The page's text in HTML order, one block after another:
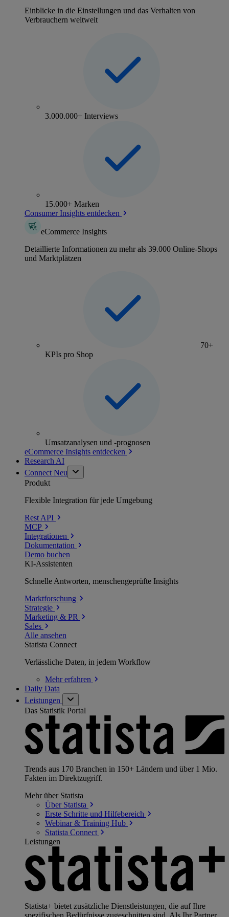
Einblicke in die Einstellungen und das Verhalten von
Verbrauchern weltweit
3.000.000+ Interviews
15.000+ Marken
Consumer Insights entdecken
eCommerce Insights
Detaillierte Informationen zu mehr als 39.000 Online-Shops
und Marktplätzen
70+
KPIs pro Shop
Umsatzanalysen und -prognosen
eCommerce Insights entdecken
Research AI
Connect Neu
Produkt
Flexible Integration für jede Umgebung
Rest API
MCP
Integrationen
Dokumentation
Demo buchen
KI-Assistenten
Schnelle Antworten, menschengeprüfte Insights
Marktforschung
Strategie
Marketing & PR
Sales
Alle ansehen
Statista Connect
Verlässliche Daten, in jedem Workflow
Mehrerfahren
Daily Data
Leistungen
Das Statistik Portal
Trends aus 170 Branchen in 150+ Ländern und über 1 Mio.
Fakten im Direktzugriff.
Mehr über Statista
Über Statista
Erste Schritte und Hilfebereich
Webinar & Training Hub
Statista Connect
Leistungen
Statista+ bietet zusätzliche Dienstleistungen, die auf Ihre
spezifischen Bedürfnisse zugeschnitten sind. Als Ihr Partner